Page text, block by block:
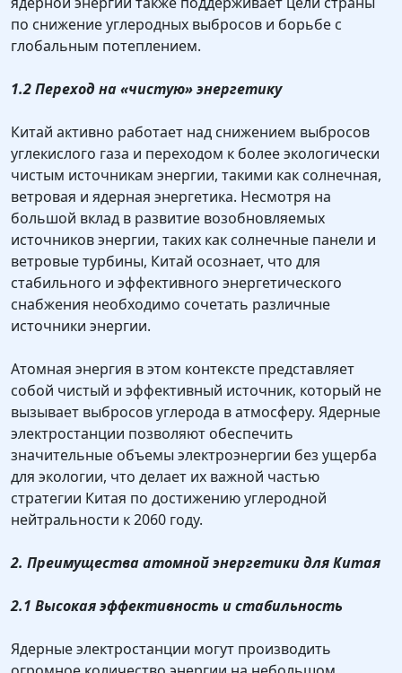
по снижение углеродных выбросов и борьбе с
глобальным потеплением.
1.2 Переход на «чистую» энергетику
Китай активно работает над снижением выбросов
углекислого газа и переходом к более экологически
чистым источникам энергии, такими как солнечная,
ветровая и ядерная энергетика. Несмотря на
большой вклад в развитие возобновляемых
источников энергии, таких как солнечные панели и
ветровые турбины, Китай осознает, что для
стабильного и эффективного энергетического
снабжения необходимо сочетать различные
источники энергии.
Атомная энергия в этом контексте представляет
собой чистый и эффективный источник, который не
вызывает выбросов углерода в атмосферу. Ядерные
электростанции позволяют обеспечить
значительные объемы электроэнергии без ущерба
для экологии, что делает их важной частью
стратегии Китая по достижению углеродной
нейтральности к 2060 году.
2. Преимущества атомной энергетики для Китая
2.1 Высокая эффективность и стабильность
Ядерные электростанции могут производить